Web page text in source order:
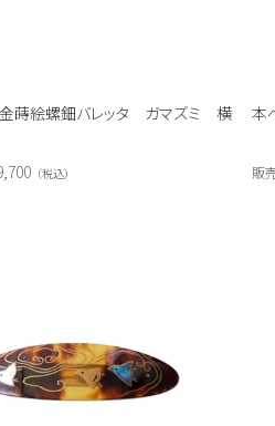
蒔絵螺鈿バレッタ ガマズミ 横
税込
本
販